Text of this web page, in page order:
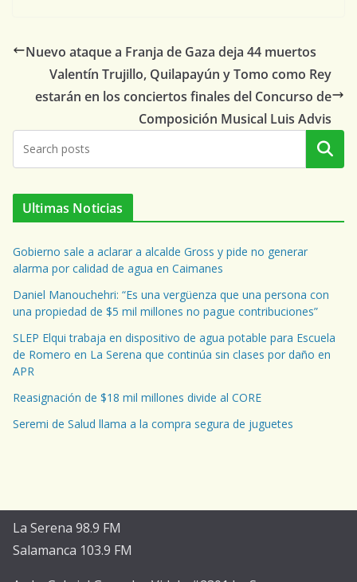
Nuevo ataque a Franja de Gaza deja 44 muertos
Valentín Trujillo, Quilapayún y Tomo como Rey
estarán en los conciertos finales del Concurso de
Composición Musical Luis Advis
Buscar
Ultimas Noticias
Gobierno sale a aclarar a alcalde Gross y pide no generar
alarma por calidad de agua en Caimanes
Daniel Manouchehri: “Es una vergüenza que una persona con
una propiedad de $5 mil millones no pague contribuciones”
SLEP Elqui trabaja en dispositivo de agua potable para Escuela
de Romero en La Serena que continúa sin clases por daño en
APR
Reasignación de $18 mil millones divide al CORE
Seremi de Salud llama a la compra segura de juguetes
La Serena 98.9 FM
Salamanca 103.9 FM